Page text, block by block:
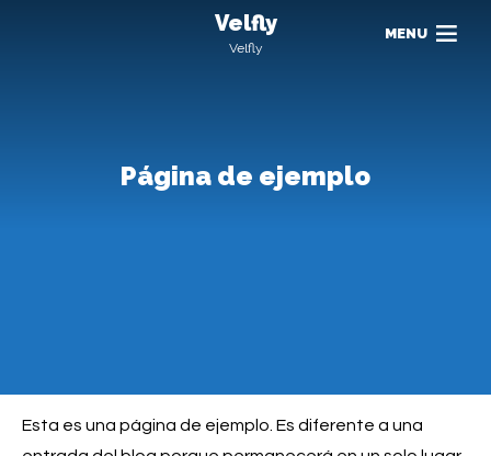
Velfly
Velfly
MENU
Página de ejemplo
Esta es una página de ejemplo. Es diferente a una